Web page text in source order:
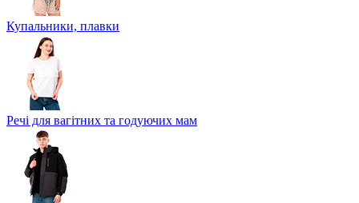
Купальники, плавки
Речі для вагітних та годуючих мам